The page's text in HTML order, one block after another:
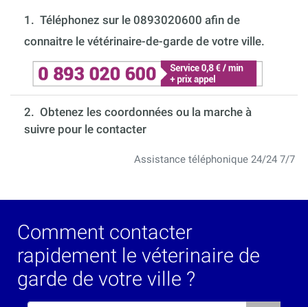
1. Téléphonez sur le 0893020600 afin de
connaitre le vétérinaire-de-garde de votre ville.
2. Obtenez les coordonnées ou la marche à
suivre pour le contacter
Assistance téléphonique 24/24 7/7
Comment contacter
rapidement le véterinaire de
garde de votre ville ?